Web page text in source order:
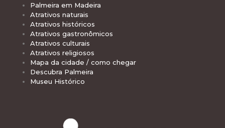
Palmeira em Madeira
Atrativos naturais
Atrativos históricos
Atrativos gastronômicos
Atrativos culturais
Atrativos religiosos
Mapa da cidade / como chegar
Descubra Palmeira
Museu Histórico